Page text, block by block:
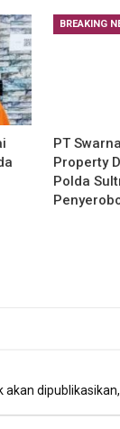
BREAKING
PT
Property
Polda